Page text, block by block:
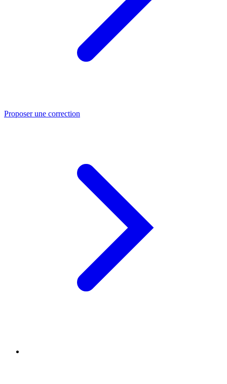
Proposer une correction